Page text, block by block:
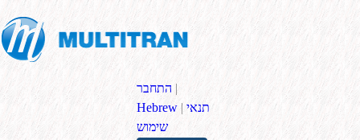
התחבר |
Hebrew | תנאי
שימוש